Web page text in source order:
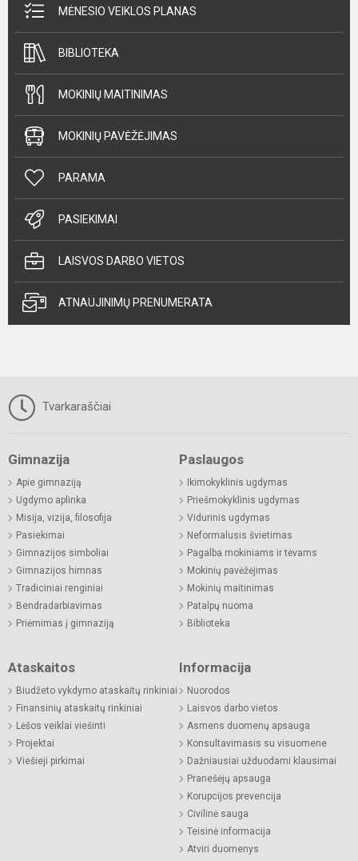
MĖNESIO VEIKLOS PLANAS
BIBLIOTEKA
MOKINIŲ MAITINIMAS
MOKINIŲ PAVĖŽĖJIMAS
PARAMA
PASIEKIMAI
LAISVOS DARBO VIETOS
ATNAUJINIMŲ PRENUMERATA
Tvarkaraščiai
Gimnazija
Apie gimnaziją
Ugdymo aplinka
Misija, vizija, filosofija
Pasiekimai
Gimnazijos simboliai
Gimnazijos himnas
Tradiciniai renginiai
Bendradarbiavimas
Priėmimas į gimnaziją
Paslaugos
Ikimokyklinis ugdymas
Priešmokyklinis ugdymas
Vidurinis ugdymas
Neformalusis švietimas
Pagalba mokiniams ir tėvams
Mokinių pavėžėjimas
Mokinių maitinimas
Patalpų nuoma
Biblioteka
Ataskaitos
Biudžeto vykdymo ataskaitų rinkiniai
Finansinių ataskaitų rinkiniai
Lėšos veiklai viešinti
Projektai
Viešieji pirkimai
Informacija
Nuorodos
Laisvos darbo vietos
Asmens duomenų apsauga
Konsultavimasis su visuomene
Dažniausiai užduodami klausimai
Pranešėjų apsauga
Korupcijos prevencija
Civilinė sauga
Teisinė informacija
Atviri duomenys